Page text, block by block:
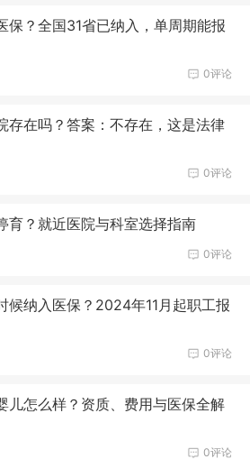
保？全国31省已纳入，单周期能报
0评论
存在吗？答案：不存在，这是法律
0评论
育？就近医院与科室选择指南
0评论
候纳入医保？2024年11月起职工报
0评论
儿怎么样？资质、费用与医保全解
0评论